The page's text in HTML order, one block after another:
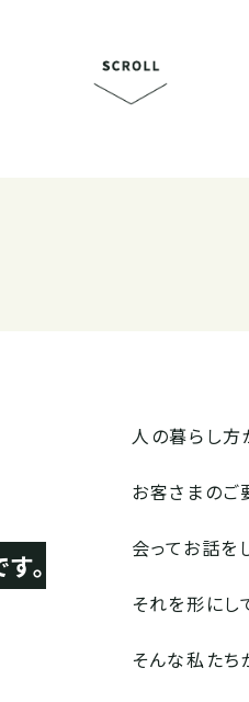
。
人の暮らし方
お客さまのご
会ってお話を
それを形にし
そんな私たち